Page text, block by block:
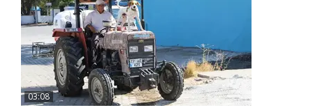
03:08